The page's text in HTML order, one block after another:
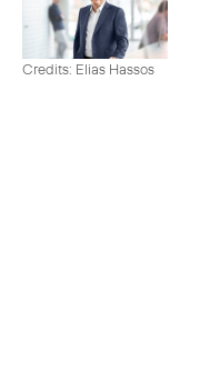
Credits: Elias Hassos